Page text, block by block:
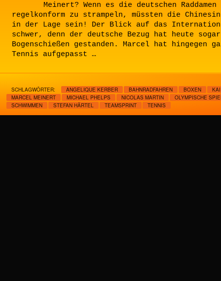
Meinert? Wenn es die deutschen
regelkonform zu strampeln, müssten die
in der Lage sein! Der Blick auf das
schwer, denn der deutsche Bezug hat heute
Bogenschießen gestanden. Marcel hat hingegen
Tennis aufgepasst …
SCHLAGWÖRTER: ANGELIQUE KERBER BAHNRADFAHREN BOXEN
MARCEL MEINERT
MICHAEL PHELPS NICOLAS MARTIN
OLYMPISCHE
SCHWIMMEN
STEFAN HÄRTEL TEAMSPRINT TENNIS